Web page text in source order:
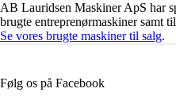
AB Lauridsen Maskiner ApS har
brugte entreprenørmaskiner samt
Se vores brugte maskiner til salg.
Følg os på Facebook